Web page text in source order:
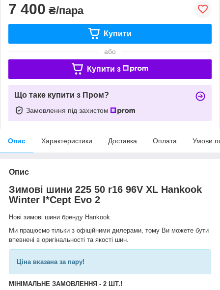
7 400 ₴/пара
Купити
або
Купити з
Що таке купити з Пром?
Замовлення під захистом
Опис Характеристики Доставка Оплата Умови
Опис
Зимові шини 225 50 r16 96V XL Hankook
Winter I*Cept Evo 2
Нові зимові шини бренду Hankook.
Ми працюємо тільки з офіційними дилерами, тому Ви можете бути
впевнені в оригінальності та якості шин.
Ціна вказана за пару!
МІНІМАЛЬНЕ ЗАМОВЛЕННЯ - 2 ШТ.!